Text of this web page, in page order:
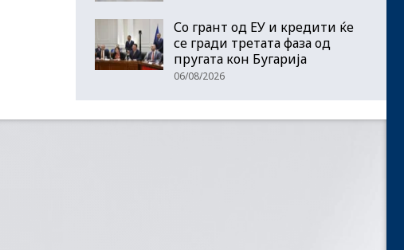
Со грант од ЕУ и кредити ќе
се гради третата фаза од
пругата кон Бугарија
06/08/2026